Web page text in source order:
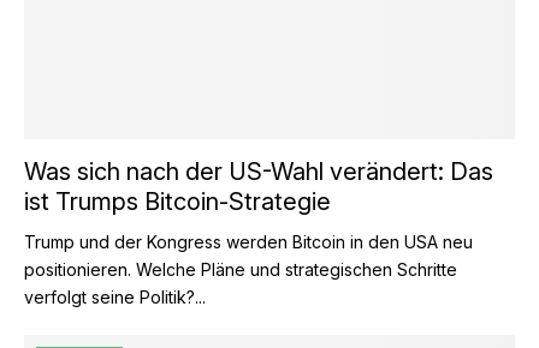
Was sich nach der US-Wahl verändert: Das
ist Trumps Bitcoin-Strategie
Trump und der Kongress werden Bitcoin in den USA neu
positionieren. Welche Pläne und strategischen Schritte
verfolgt seine Politik?...